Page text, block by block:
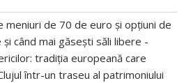
meniuri de 70 de euro și opțiuni de
când mai găsești săli libere -
tradiția europeană care
într-un traseu al patrimoniului